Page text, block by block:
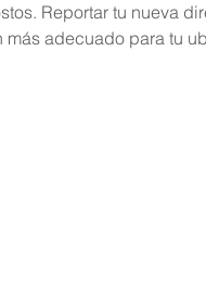
Reportar tu nueva
adecuado para tu